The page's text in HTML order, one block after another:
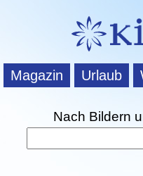
Magazin Urlaub
Nach Bildern